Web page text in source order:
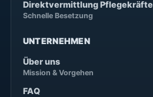
Direktvermittlung Pflegekräfte
Schnelle Besetzung
UNTERNEHMEN
Über uns
Mission & Vorgehen
FAQ